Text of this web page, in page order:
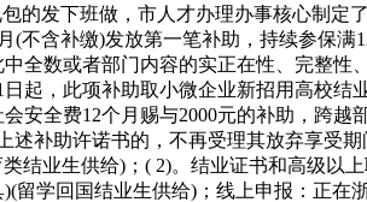
发下班做，市人才办理办事核心制定
不含补缴)发放第一笔补助，持续参保
全数或者部门内容的实正在性、完整
起，此项补助取小微企业新招用高校
全费12个月赐与2000元的补助，跨越
补助许诺书的，不再受理其放弃享受
业生供给)；( 2)。结业证书和高级以
学回国结业生供给)；线上申报：正在